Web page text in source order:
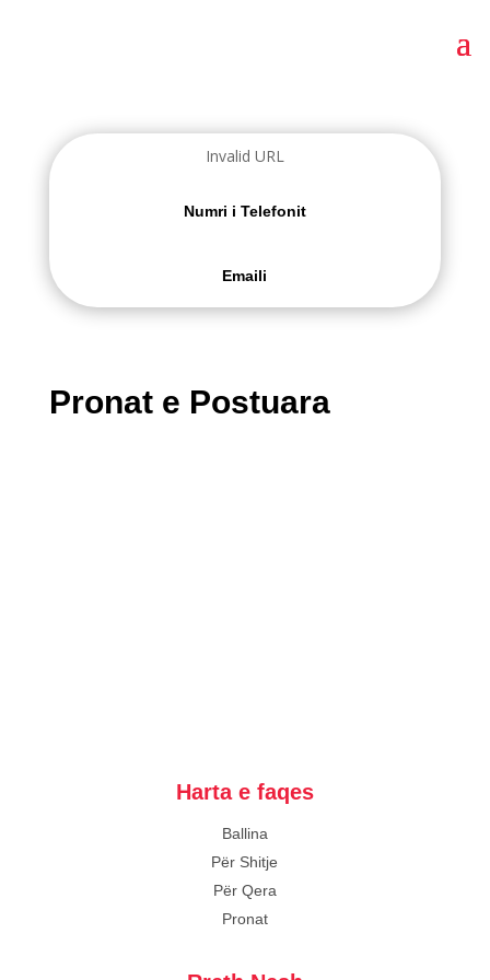
Invalid URL
Numri i Telefonit
Emaili
Pronat e Postuara
Harta e faqes
Ballina
Për Shitje
Për Qera
Pronat